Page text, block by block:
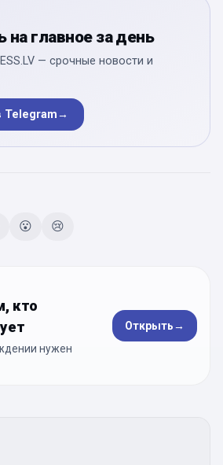
главное за день
— срочные новости и
Telegram→
😮 😢
кто
нужен
Открыть→